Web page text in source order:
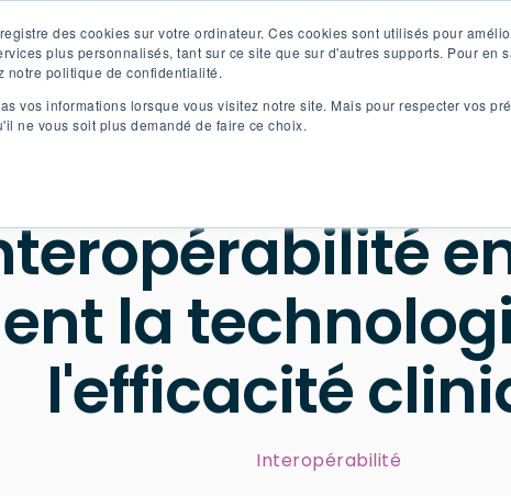
des cookies sur votre ordinateur. Ces cookies sont utilisés pour
plus personnalisés, tant sur ce site que sur d'autres supports. Pour en
notre politique de confidentialité.
vos informations lorsque vous visitez notre site. Mais pour respecter vos
ne vous soit plus demandé de faire ce choix.
Akinox Linx
la
l'efficacité
Interopérabilité